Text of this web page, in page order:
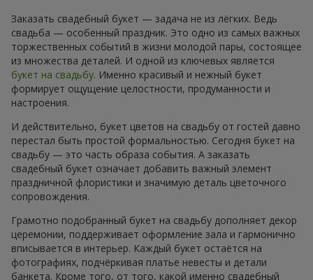
Заказать свадебный букет — задача не из лёгких. Ведь
свадьба — особенный праздник. Это одно из самых важных
торжественных событий в жизни молодой пары, состоящее
из множества деталей. И одной из ключевых является
букет на свадьбу. Именно красивый и нежный букет
формирует ощущение целостности, продуманности и
настроения.
И действительно, букет цветов на свадьбу от гостей давно
перестал быть простой формальностью. Сегодня букет на
свадьбу — это часть образа события. А заказать
свадебный букет означает добавить важный элемент
праздничной флористики и значимую деталь цветочного
сопровождения.
Грамотно подобранный букет на свадьбу дополняет декор
церемонии, поддерживает оформление зала и гармонично
вписывается в интерьер. Каждый букет остаётся на
фотографиях, подчёркивая платье невесты и детали
банкета. Кроме того, от того, какой именно свадебный